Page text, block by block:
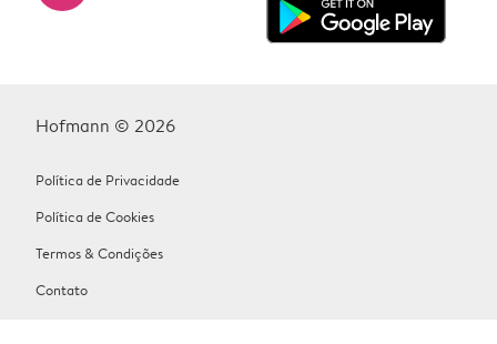
Hofmann © 2026
Política de Privacidade
Política de Cookies
Termos & Condições
Contato